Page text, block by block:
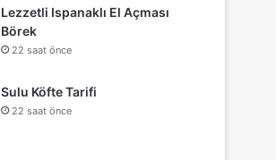
Lezzetli Ispanaklı El Açması
Börek
22 saat önce
Sulu Köfte Tarifi
22 saat önce